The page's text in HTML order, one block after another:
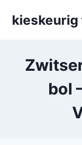
kieskeurig
bol